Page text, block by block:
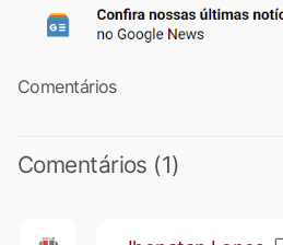
Comentários
Comentários (1)